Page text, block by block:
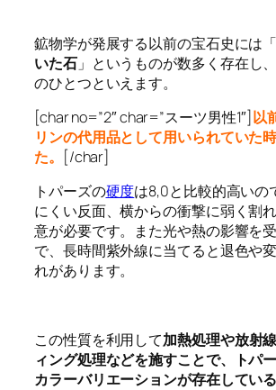
鉱物学が発展する以前の宝石史には「
いた石」というものが数多く存在し
のひとつといえます。
[char no=”2″ char=”スーツ男性1″]以
リンの代用品として用いられていた
た。 [/char]
トパーズの硬度は8,0と比較的高いの
にくい反面、横からの衝撃に弱く割
意が必要です。また光や熱の影響を
で、長時間紫外線に当てると退色や
れがあります。
この性質を利用して加熱処理や放射
ィング処理などを施すことで、トパ
カラーバリエーションが存在している